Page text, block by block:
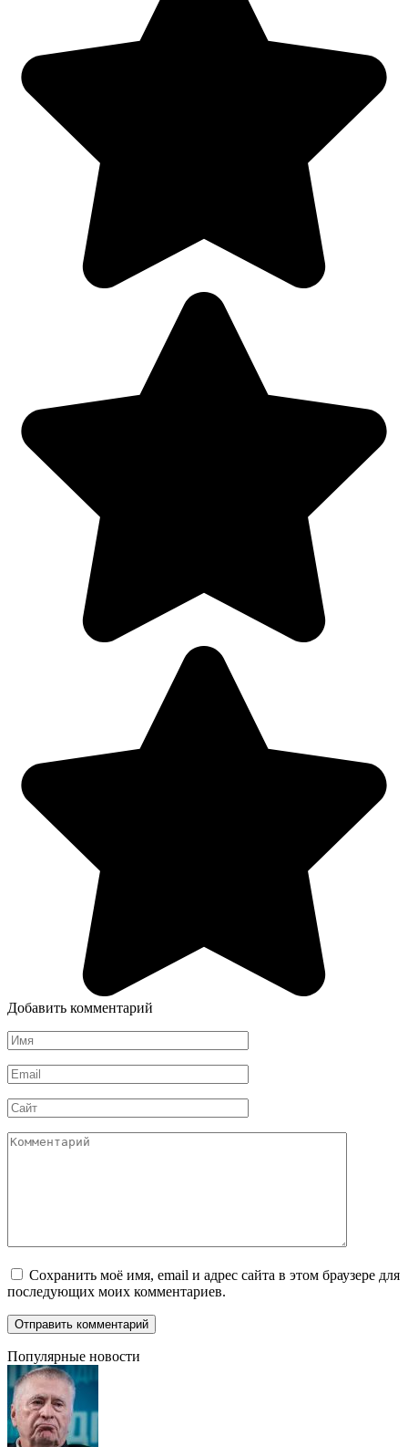
Добавить комментарий
Имя
*
Email
*
Сайт
Комментарий
Сохранить моё имя, email и адрес сайта в этом браузере для
последующих моих комментариев.
Популярные новости